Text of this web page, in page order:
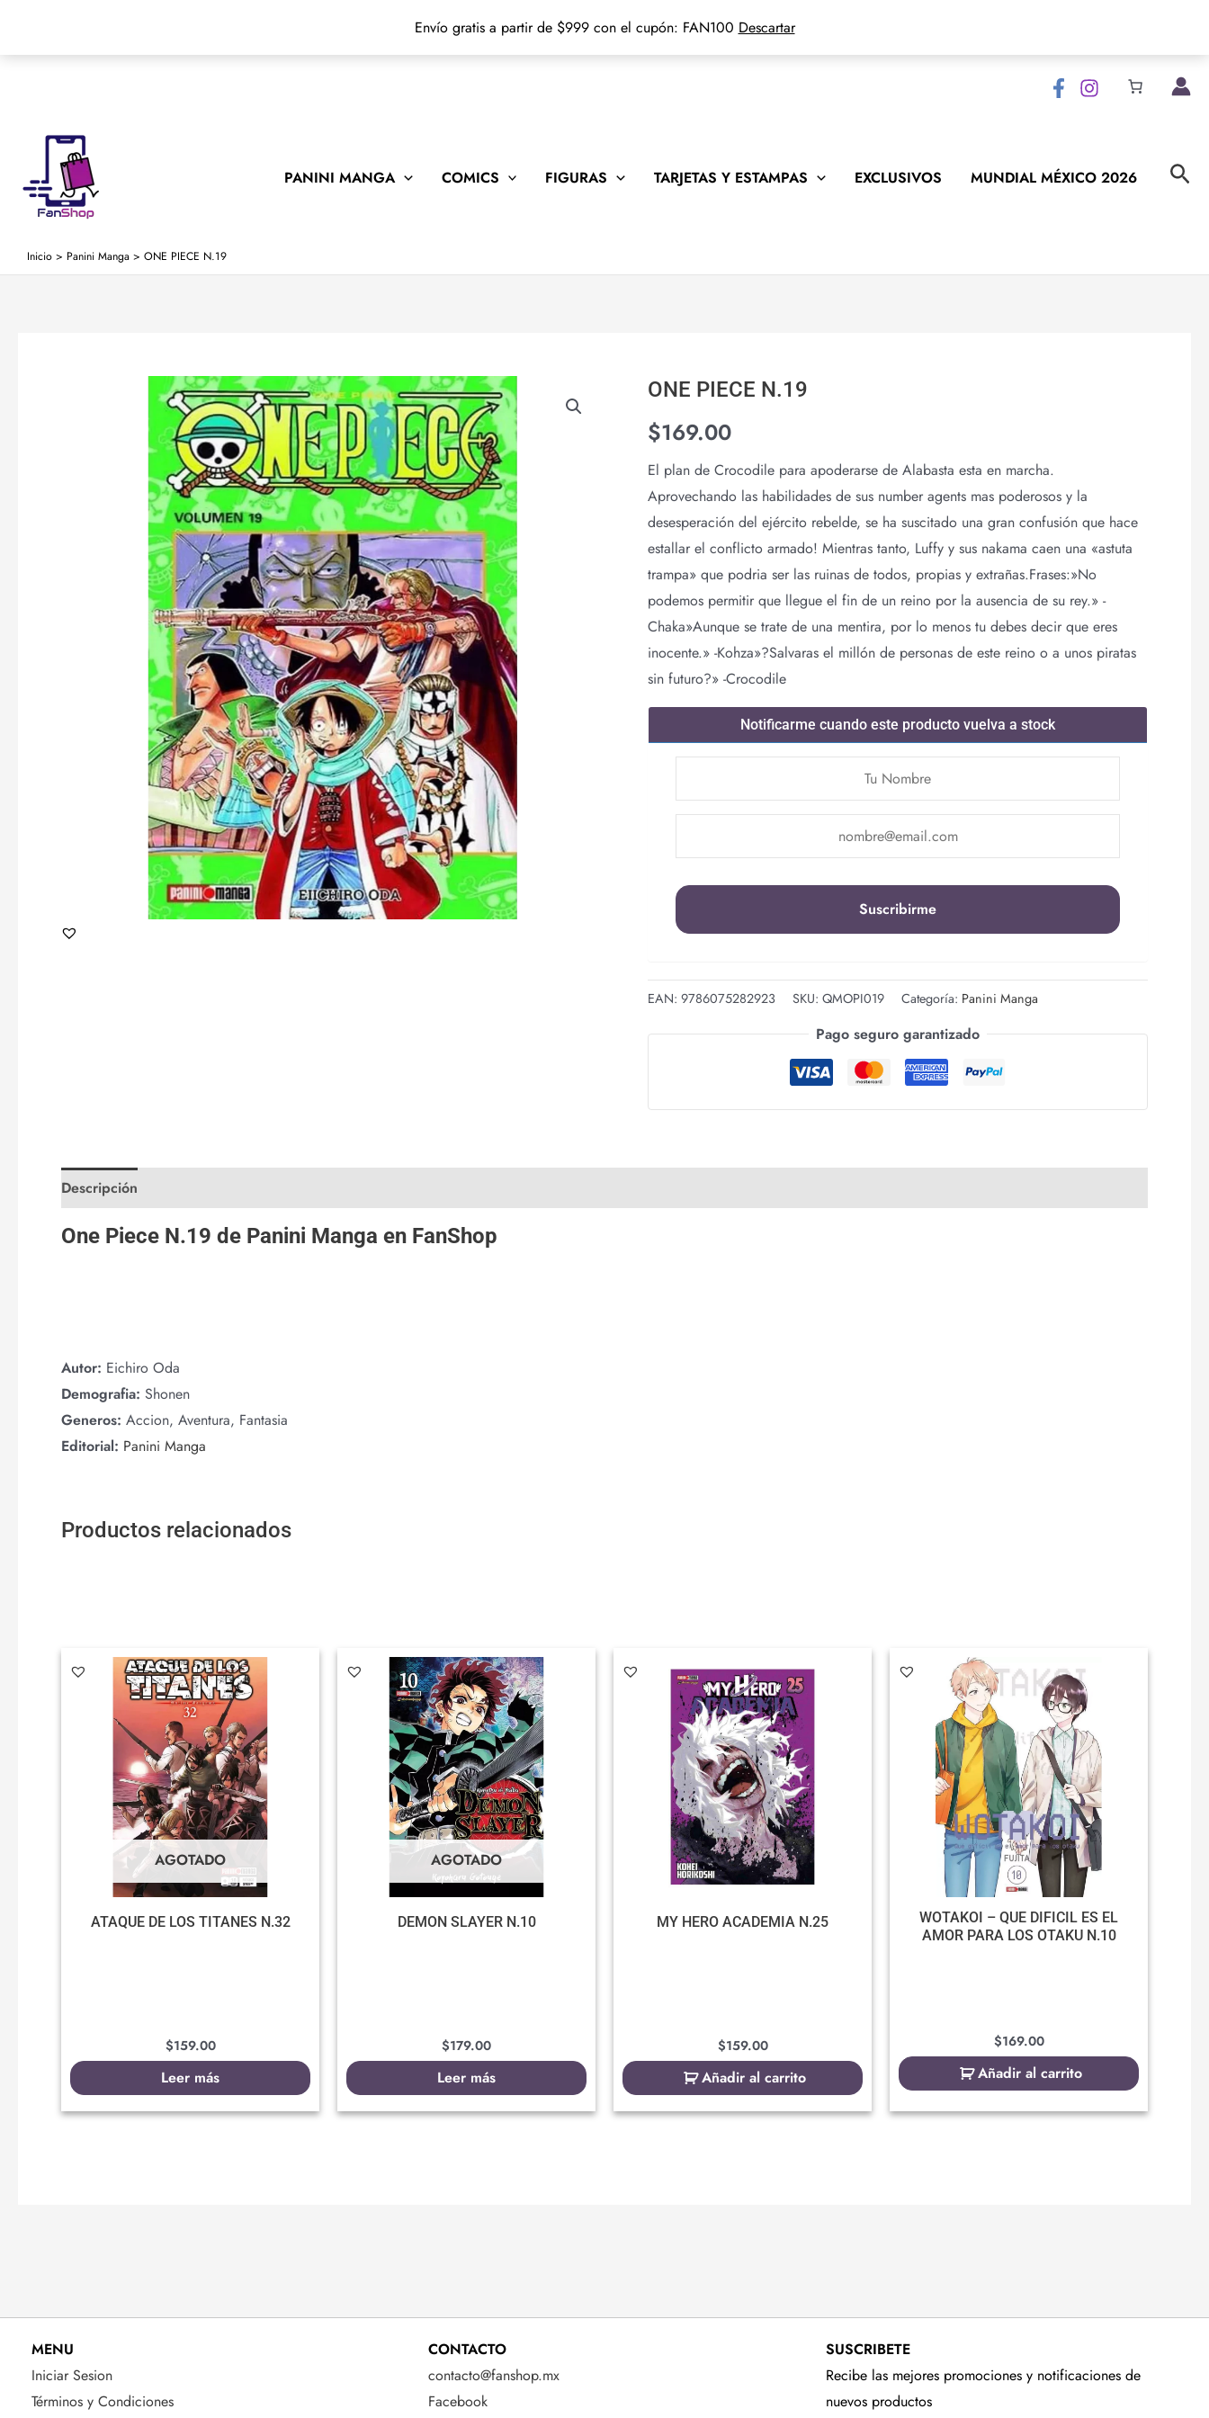
Envío gratis a partir de $999 con el cupón: FAN100 Descartar
PANINI MANGA COMICS FIGURAS TARJETAS Y ESTAMPAS EXCLUSIVOS MUNDIAL MÉXICO 2026
Inicio > Panini Manga > ONE PIECE N.19
ONE PIECE N.19
$169.00
El plan de Crocodile para apoderarse de Alabasta esta en marcha.
Aprovechando las habilidades de sus number agents mas poderosos y la
desesperación del ejército rebelde, se ha suscitado una gran confusión que hace
estallar el conflicto armado! Mientras tanto, Luffy y sus nakama caen una «astuta
trampa» que podria ser las ruinas de todos, propias y extrañas.Frases:»No
podemos permitir que llegue el fin de un reino por la ausencia de su rey.» -
Chaka»Aunque se trate de una mentira, por lo menos tu debes decir que eres
inocente.» -Kohza»?Salvaras el millón de personas de este reino o a unos piratas
sin futuro?» -Crocodile
Notificarme cuando este producto vuelva a stock
EAN:9786075282923 SKU:QMOPI019 Categoría: Panini Manga
Pago seguro garantizado
Descripción
One Piece N.19 de Panini Manga en FanShop
Autor: Eichiro Oda
Demografia: Shonen
Generos: Accion, Aventura, Fantasia
Editorial: Panini Manga
Productos relacionados
AGOTADO
ATAQUE DE LOS TITANES N.32
$159.00
Leer más
AGOTADO
DEMON SLAYER N.10
$179.00
Leer más
MY HERO ACADEMIA N.25
$159.00
Añadir al carrito
WOTAKOI – QUE DIFICIL ES EL
AMOR PARA LOS OTAKU N.10
$169.00
Añadir al carrito
MENU
Iniciar Sesion
Términos y Condiciones
CONTACTO
contacto@fanshop.mx
Facebook
SUSCRIBETE
Recibe las mejores promociones y notificaciones de
nuevos productos